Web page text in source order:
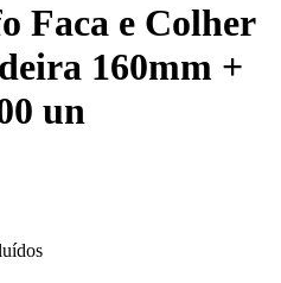
Faca e Colher
160mm +
un